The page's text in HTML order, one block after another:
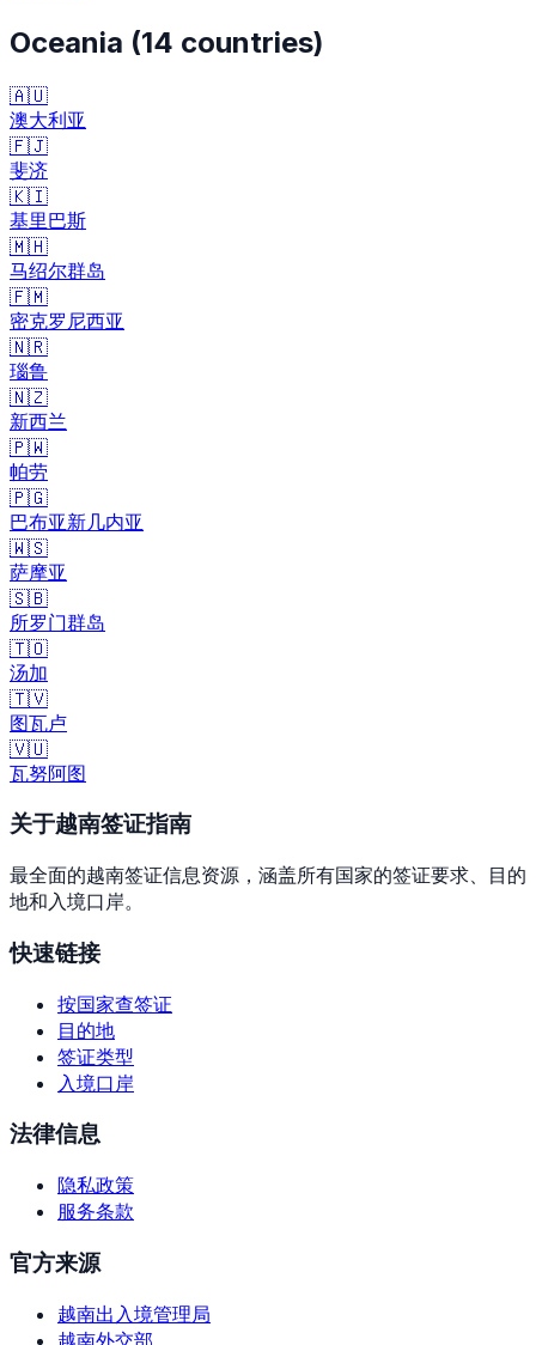
Oceania (14 countries)
🇦🇺
澳大利亚
🇫🇯
斐济
🇰🇮
基里巴斯
🇲🇭
马绍尔群岛
🇫🇲
密克罗尼西亚
🇳🇷
瑙鲁
🇳🇿
新西兰
🇵🇼
帕劳
🇵🇬
巴布亚新几内亚
🇼🇸
萨摩亚
🇸🇧
所罗门群岛
🇹🇴
汤加
🇹🇻
图瓦卢
🇻🇺
瓦努阿图
关于越南签证指南
最全面的越南签证信息资源，涵盖所有国家的签证要求、目的
地和入境口岸。
快速链接
按国家查签证
目的地
签证类型
入境口岸
法律信息
隐私政策
服务条款
官方来源
越南出入境管理局
越南外交部